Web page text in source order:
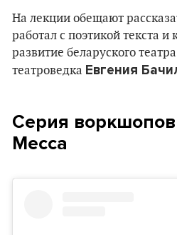
На лекции обещают
работал с поэтикой текста и
развитие беларуского
театроведка Евгения
Серия
Mecca